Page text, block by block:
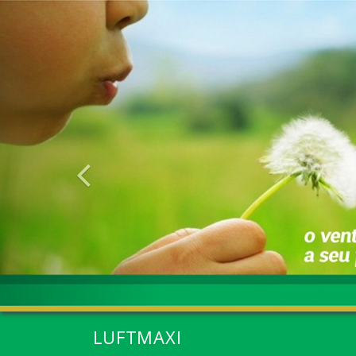
Anterior
LUFTMAXI